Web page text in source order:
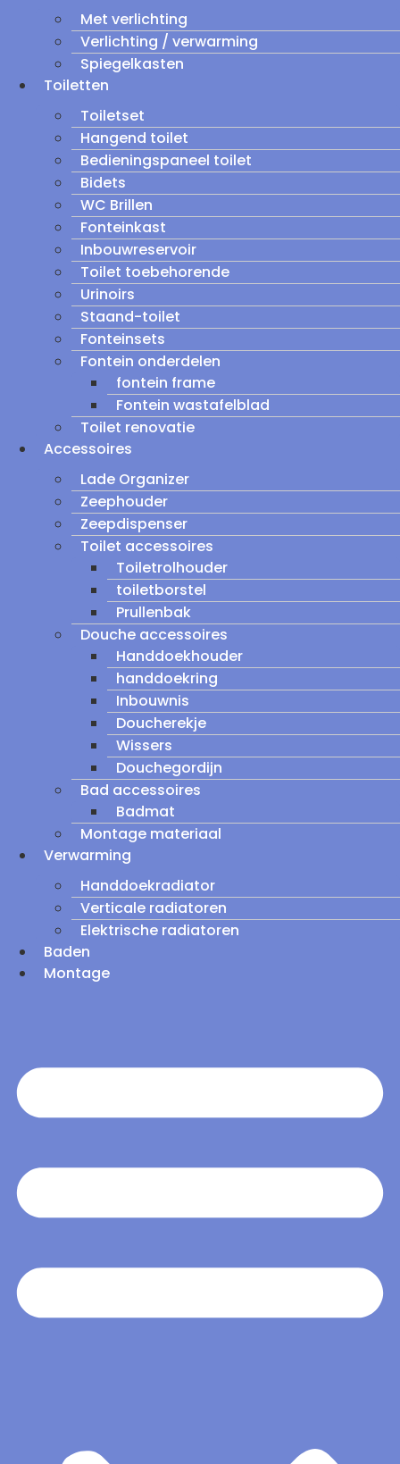
Met verlichting
Verlichting / verwarming
Spiegelkasten
Toiletten
Toiletset
Hangend toilet
Bedieningspaneel toilet
Bidets
WC Brillen
Fonteinkast
Inbouwreservoir
Toilet toebehorende
Urinoirs
Staand-toilet
Fonteinsets
Fontein onderdelen
fontein frame
Fontein wastafelblad
Toilet renovatie
Accessoires
Lade Organizer
Zeephouder
Zeepdispenser
Toilet accessoires
Toiletrolhouder
toiletborstel
Prullenbak
Douche accessoires
Handdoekhouder
handdoekring
Inbouwnis
Doucherekje
Wissers
Douchegordijn
Bad accessoires
Badmat
Montage materiaal
Verwarming
Handdoekradiator
Verticale radiatoren
Elektrische radiatoren
Baden
Montage